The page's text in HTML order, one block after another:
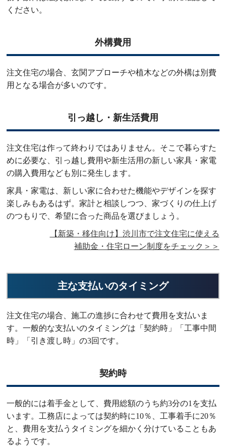
ください。
外構費用
注文住宅の場合、玄関アプローチや植木などの外構は別費
用となる場合が多いのです。
引っ越し・新生活費用
注文住宅は作って終わりではありません。そこで暮らすた
めに必要な、引っ越し費用や新生活用の新しい家具・家電
の購入費用なども別に発生します。
家具・家電は、新しい家に合わせた機能やデザインを探す
楽しみもあるはず。家計と相談しつつ、家づくりの仕上げ
のつもりで、希望に合った商品を選びましょう。
【新築・移住向け】渋川市で注文住宅に使える
補助金・住宅ローン制度をチェック＞＞
主な支払いのタイミング
注文住宅の場合、施工の進捗に合わせて費用を支払いま
す。一般的な支払いのタイミングは「契約時」「工事中間
時」「引き渡し時」の3回です。
契約時
一般的には着手金として、費用総額のうち約3分の1を支払
います。工務店によっては契約時に10％、工事着手に20％
と、費用を支払うタイミングを細かく分けていることもあ
るようです。